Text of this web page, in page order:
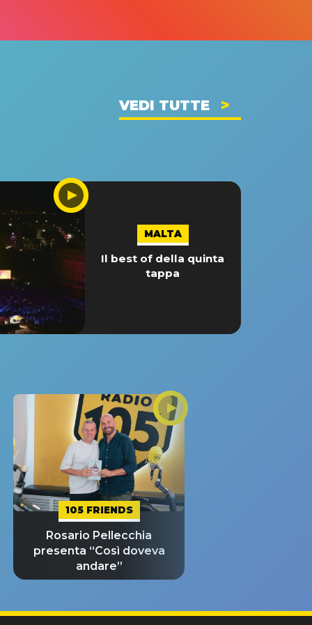
VEDI TUTTE
MALTA
Il best of della quinta
tappa
105 FRIENDS
Rosario Pellecchia
presenta “Così doveva
andare”